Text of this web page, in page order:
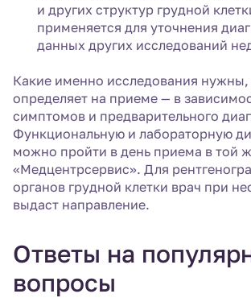
и других структур грудной
применяется для уточнения
данных других исследований
Какие именно исследования нужны,
определяет на приеме — в
симптомов и предварительного
Функциональную и лабораторную
можно пройти в день приема в той
«Медцентрсервис». Для
органов грудной клетки врач при
выдаст направление.
Ответы на
вопросы